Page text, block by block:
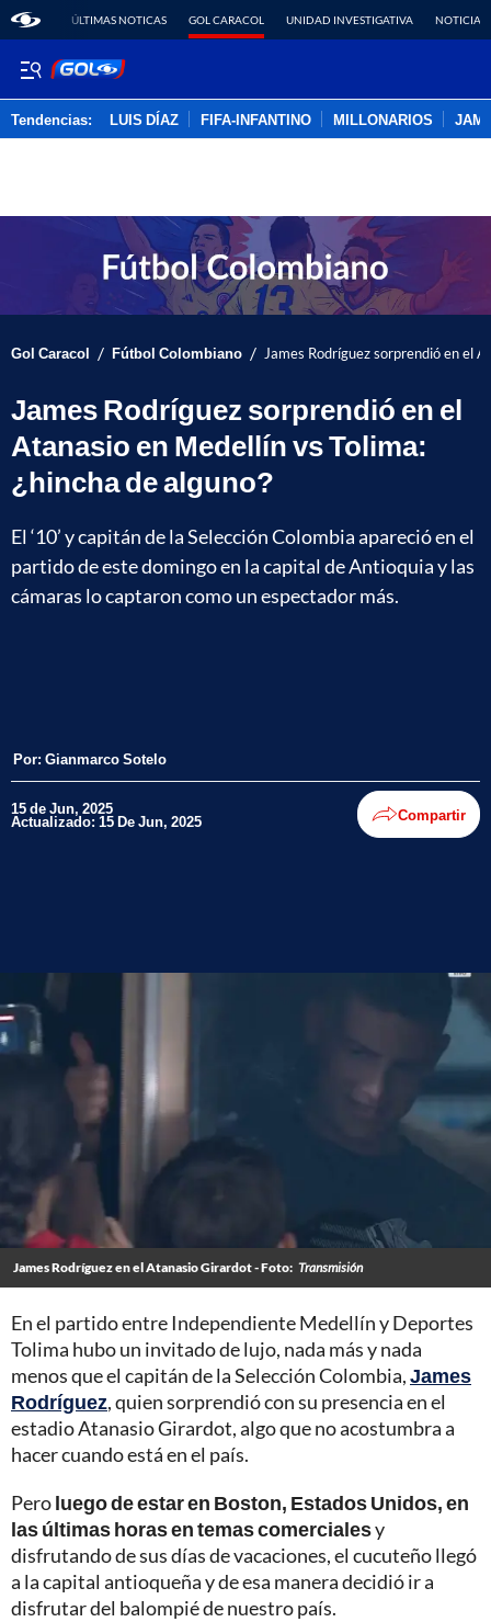
ÚLTIMAS NOTICAS GOL CARACOL UNIDAD INVESTIGATIVA NOTICIAS
Tendencias: LUIS DÍAZ FIFA-INFANTINO MILLONARIOS
Gol Caracol / Fútbol Colombiano / James Rodríguez sorprendió en el
James Rodríguez sorprendió en el
Atanasio en Medellín vs Tolima:
¿hincha de alguno?
El ‘10’ y capitán de la Selección Colombia apareció en el
partido de este domingo en la capital de Antioquia y las
cámaras lo captaron como un espectador más.
Por: Gianmarco Sotelo
15 de Jun, 2025
Actualizado: 15 De Jun, 2025 Compartir
James Rodríguez en el Atanasio Girardot - Foto: Transmisión
En el partido entre Independiente Medellín y Deportes
Tolima hubo un invitado de lujo, nada más y nada
menos que el capitán de la Selección Colombia,James
Rodríguez, quien sorprendió con su presencia en el
estadio Atanasio Girardot, algo que no acostumbra a
hacer cuando está en el país.
Peroluego de estar en Boston, Estados Unidos, en
las últimas horas en temas comercialesy
disfrutando de sus días de vacaciones, el cucuteño llegó
a la capital antioqueña y de esa manera decidió ir a
disfrutar del balompié de nuestro país.